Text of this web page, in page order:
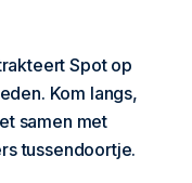
Spot op
Kom langs,
samen met
tussendoortje.